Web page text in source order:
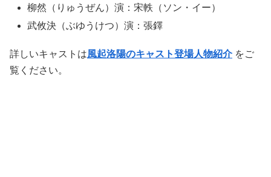
柳然（りゅうぜん）演：宋軼（ソン・イー）
武攸決（ぶゆうけつ）演：張鐸
詳しいキャストは風起洛陽のキャスト登場人物紹介をご
覧ください。